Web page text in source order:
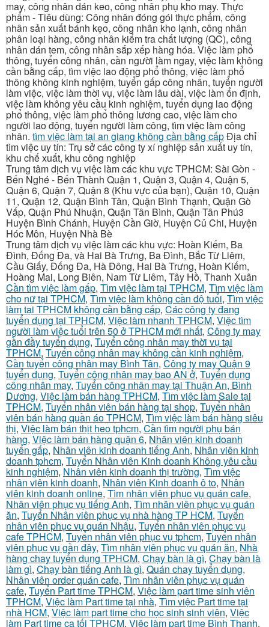
may, công nhân dán keo, công nhân phụ kho may. Thực
phẩm - Tiêu dùng: Công nhân đóng gói thực phẩm, công
nhân sản xuất bánh kẹo, công nhân kho lạnh, công nhân
phân loại hàng, công nhân kiểm tra chất lượng (QC), công
nhân dán tem, công nhân sắp xếp hàng hóa. Việc làm phổ
thông, tuyển công nhân, cần người làm ngay, việc làm không
cần bằng cấp, tìm việc lao động phổ thông, việc làm phổ
thông không kinh nghiệm, tuyển gấp công nhân, tuyển người
làm việc, việc làm thời vụ, việc làm lâu dài, việc làm ổn định,
việc làm không yêu cầu kinh nghiệm, tuyển dụng lao động
phổ thông, việc làm phổ thông lương cao, việc làm cho
người lao động, tuyển người làm công, tìm việc làm công
nhân. tìm việc làm tại an giang không cần bằng cấpĐịa chỉ
tìm việc uy tín: Trụ sở các công ty xí nghiệp sản xuất uy tín,
khu chế xuất, khu công nghiệp
Trung tâm dịch vụ việc làm các khu vực TPHCM: Sài Gòn -
Bến Nghé - Bến Thành Quận 1, Quận 3, Quận 4, Quận 5,
Quận 6, Quận 7, Quận 8 (Khu vực của bạn), Quận 10, Quận
11, Quận 12, Quận Bình Tân, Quận Bình Thạnh, Quận Gò
Vấp, Quận Phú Nhuận, Quận Tân Bình, Quận Tân Phú3
Huyện Bình Chánh, Huyện Cần Giờ, Huyện Củ Chi, Huyện
Hóc Môn, Huyện Nhà Bè
Trung tâm dịch vụ việc làm các khu vực: Hoàn Kiếm, Ba
Đình, Đống Đa, và Hai Bà Trưng, Ba Đình, Bắc Từ Liêm,
Cầu Giấy, Đống Đa, Hà Đông, Hai Bà Trưng, Hoàn Kiếm,
Hoàng Mai, Long Biên, Nam Từ Liêm, Tây Hồ, Thanh Xuân
Cần tìm việc làm gấp, Tìm việc làm tại TPHCM, Tìm việc làm
cho nữ tại TPHCM, Tìm việc làm không cần độ tuổi, Tìm việc
làm tại TPHCM không cần bằng cấp, Các công ty đang
tuyển dụng tại TPHCM, Việc làm nhanh TPHCM, Việc tìm
người làm việc tuổi trên 50 ở TPHCM mới nhất, Công ty may
gần đầy tuyển dụng, Tuyển công nhân may thời vụ tại
TPHCM, Tuyển công nhân may không cần kinh nghiệm,
Cần tuyển công nhân may Bình Tân, Công ty may Quận 9
tuyển dụng, Tuyển công nhân may bao AN ở, Tuyển dụng
công nhân may, Tuyển công nhân may tại Thuận An, Bình
Dương, Việc làm bán hàng TPHCM, Tìm việc làm Sale tại
TPHCM, Tuyển nhân viên bán hàng tại shop, Tuyển nhân
viên bán hàng quần áo TPHCM, Tìm việc làm bán hàng siêu
thị, Việc làm bán thịt heo tphcm, Cần tìm người phụ bán
hàng, Việc làm bán hàng quận 6, Nhân viên kinh doanh
tuyển gấp, Nhân viên kinh doanh tiếng Anh, Nhân viên kinh
doanh tphcm, Tuyển Nhân viên Kinh doanh Không yêu cầu
kinh nghiệm, Nhân viên kinh doanh thị trường, Tìm việc
nhân viên kinh doanh, Nhân viên Kinh doanh ô to, Nhân
viên kinh doanh online, Tìm nhân viên phục vụ quán cafe,
Nhân viên phục vụ tiếng Anh, Tìm nhân viên phục vụ quán
ăn, Tuyển Nhân viên phục vụ nhà hàng TP HCM, Tuyển
nhân viên phục vụ quán Nhậu, Tuyển nhân viên phục vụ
cafe TPHCM, Tuyển nhân viên phục vụ tphcm, Tuyển nhân
viên phục vụ gần đây, Tìm nhân viên phục vụ quán ăn, Nhà
hàng chay tuyển dụng TPHCM, Chạy bàn là gì, Chạy bàn là
làm gì, Chạy bàn tiếng Anh là gì, Quán chay tuyển dụng,
Nhân viên order quán cafe, Tìm nhân viên phục vụ quán
cafe, Tuyển Part time TPHCM, Việc làm part time sinh viên
TPHCM, Việc làm Part time tại nhà, Tìm việc Part time tại
nhà HCM, Việc làm part time cho học sinh sinh viên, Việc
làm Part time ca tối TPHCM, Việc làm part time Bình Thạnh,